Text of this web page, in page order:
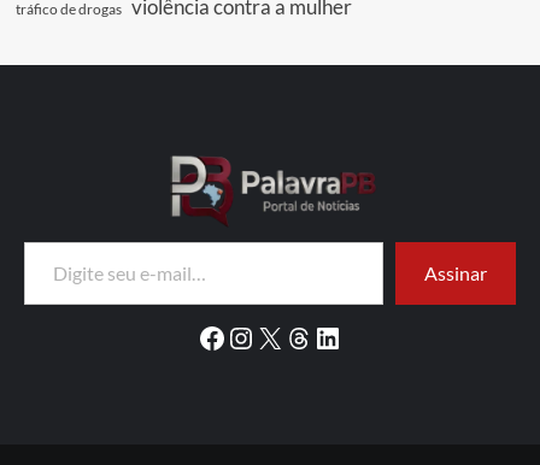
tráfico de drogas violência contra a mulher
Digite seu e-mail…
Assinar
Facebook
Instagram
X Threads
LinkedIn